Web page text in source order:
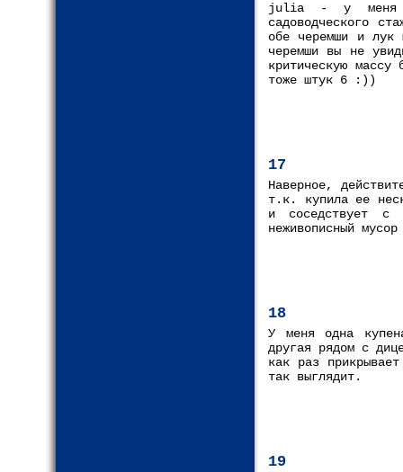
julia - у меня
садоводческого
обе черемши и лук
черемши вы не
критическую
тоже штук 6 :))
17
Наверное,
т.к. купила ее
и соседствует
неживописный
18
У меня одна
другая рядом с
как раз
так выглядит.
19